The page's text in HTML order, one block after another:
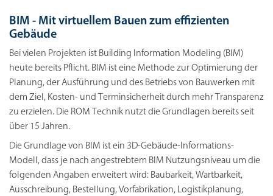
BIM - Mit virtuellem Bauen zum effizienten
Gebäude
Bei vielen Projekten ist Building Information Modeling (BIM)
heute bereits Pflicht. BIM ist eine Methode zur Optimierung der
Planung, der Ausführung und des Betriebs von Bauwerken mit
dem Ziel, Kosten- und Terminsicherheit durch mehr Transparenz
zu erzielen. Die ROM Technik nutzt die Grundlagen bereits seit
über 15 Jahren.
Die Grundlage von BIM ist ein 3D-Gebäude-Informations-
Modell, dass je nach angestrebtem BIM Nutzungsniveau um die
folgenden Angaben erweitert wird: Baubarkeit, Wartbarkeit,
Ausschreibung, Bestellung, Vorfabrikation, Logistikplanung,